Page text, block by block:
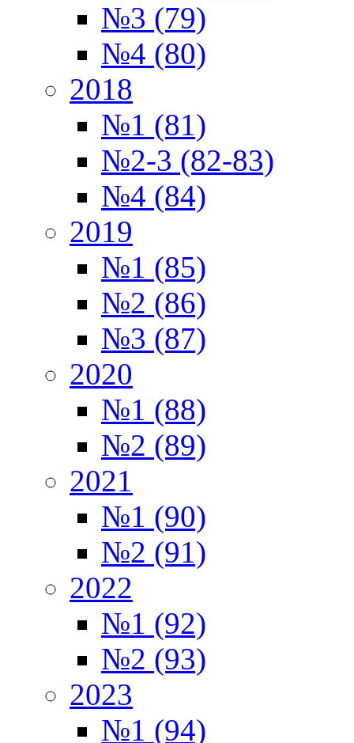
№3 (79)
№4 (80)
2018
№1 (81)
№2-3 (82-83)
№4 (84)
2019
№1 (85)
№2 (86)
№3 (87)
2020
№1 (88)
№2 (89)
2021
№1 (90)
№2 (91)
2022
№1 (92)
№2 (93)
2023
№1 (94)